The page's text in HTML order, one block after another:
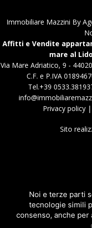
Immobiliare Mazzini By
Affitti e Vendite
mare al
Via Mare Adriatico, 9 -
C.F. e P.IVA
Tel.+39
Privacy policy|
Sito
Noi e terze parti
tecnologie simili
consenso, anche